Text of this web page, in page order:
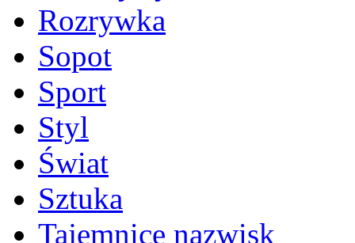
Rozrywka
Sopot
Sport
Styl
Świat
Sztuka
Tajemnice nazwisk